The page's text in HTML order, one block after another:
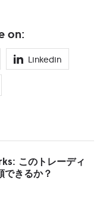
on:
Linkedin
このトレーディ
できるか？